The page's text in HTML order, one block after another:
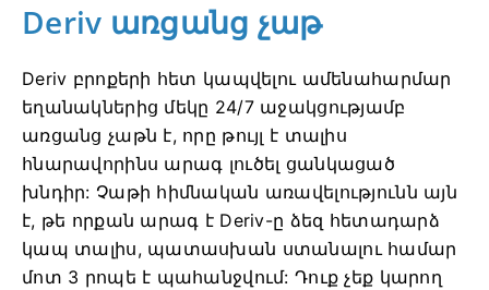
Deriv առցանց չաթ
Deriv բրոքերի հետ կապվելու ամենահարմար
եղանակներից մեկը 24/7 աջակցությամբ
առցանց չաթն է, որը թույլ է տալիս
հնարավորինս արագ լուծել ցանկացած
խնդիր: Չաթի հիմնական առավելությունն այն
է, թե որքան արագ է Deriv-ը ձեզ հետադարձ
կապ տալիս, պատասխան ստանալու համար
մոտ 3 րոպե է պահանջվում: Դուք չեք կարող